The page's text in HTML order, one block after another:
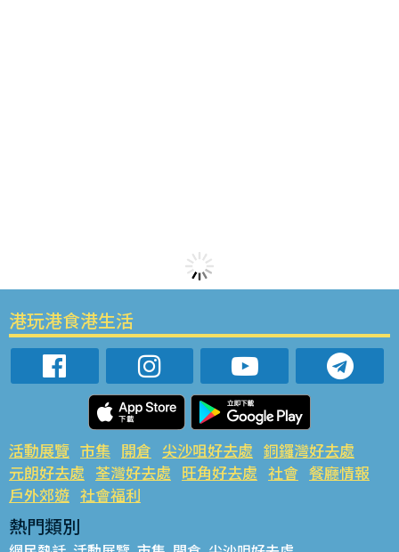
港玩港食港生活
活動展覽 市集 開倉 尖沙咀好去處 銅鑼灣好去處
元朗好去處 荃灣好去處 旺角好去處 社會 餐廳情報
戶外郊遊 社會福利
熱門類別